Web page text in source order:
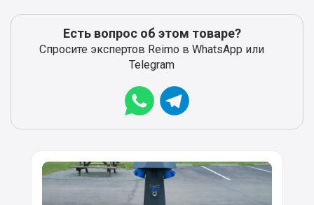
Есть вопрос об этом товаре?
Спросите экспертов Reimo в WhatsApp или
Telegram